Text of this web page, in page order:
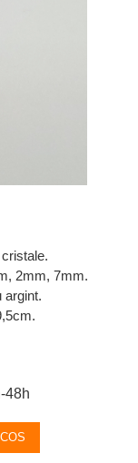
2mm, 7mm.
argint.
48h